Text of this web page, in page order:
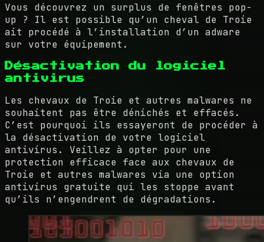
Vous découvrez un surplus de fenêtres pop-
up ? Il est possible qu’un cheval de Troie
ait procédé à l’installation d’un adware
sur votre équipement.
Désactivation du logiciel
antivirus
Les chevaux de Troie et autres malwares ne
souhaitent pas être dénichés et effacés.
C’est pourquoi ils essayeront de procéder à
la désactivation de votre logiciel
antivirus. Veillez à opter pour une
protection efficace face aux chevaux de
Troie et autres malwares via une option
antivirus gratuite qui les stoppe avant
qu’ils n’engendrent de dégradations.